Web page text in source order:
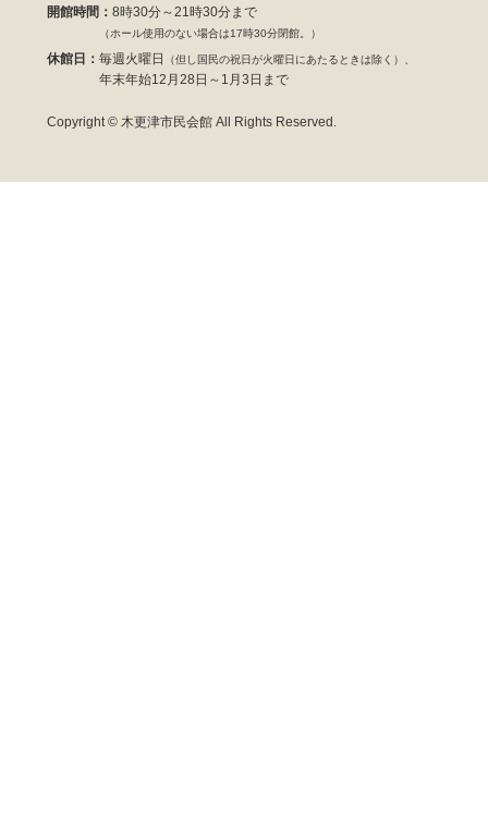
開館時間： 8時30分～21時30分まで
（ホール使用のない場合は17時30分閉館。）
休館日： 毎週火曜日 （但し国民の祝日が火曜日にあたるときは除く）、
年末年始12月28日～1月3日まで
Copyright © 木更津市民会館 All Rights Reserved.